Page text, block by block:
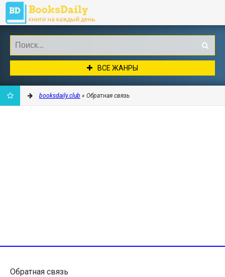
ВСЕ ЖАНРЫ
booksdaily.club » Обратная связь
Обратная связь